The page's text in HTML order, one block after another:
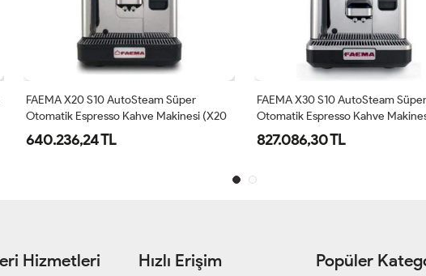
FAEMA X30 S10 AutoSteam Süper
Otomatik Espresso Kahve Makinesi (X30
S10)
827.086,30 TL
Bravilor Bonamat SPRSO Otomatik
Espresso Kahve Makinesi
119.446,65 TL
Hizmetleri Hızlı Erişim Popüler